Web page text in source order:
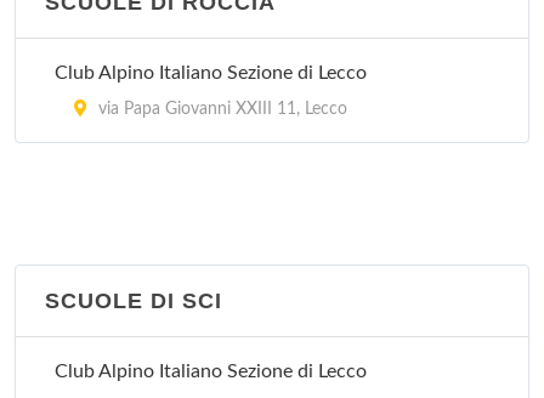
Club Alpino Italiano Sezione di Lecco
via Papa Giovanni XXIII 11, Lecco
SCUOLE DI SCI
Club Alpino Italiano Sezione di Lecco